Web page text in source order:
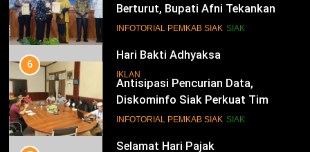
15
Hari Bakti Adhyaksa
IKLAN
16
Selamat Hari Pajak
Berturut, Bupati Afni Tekankan
Penguatan Tata Kelola Keuangan
INFOTORIAL PEMKAB SIAK SIAK
6
Antisipasi Pencurian Data,
Diskominfo Siak Perkuat Tim
Tanggap Insiden Siber Mendukung
INFOTORIAL PEMKAB SIAK SIAK